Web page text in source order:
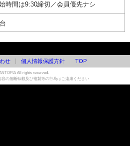
時間は9:30締切／会員優先ナシ
せ 個人情報保護方針 TOP
All rights reserved.
容の無断転載及び複製等の行為はご遠慮ください